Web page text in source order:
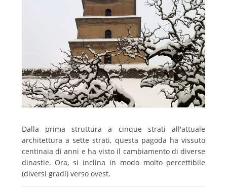
Dalla prima struttura a cinque strati all'attuale
architettura a sette strati, questa pagoda ha vissuto
centinaia di anni e ha visto il cambiamento di diverse
dinastie. Ora, si inclina in modo molto percettibile
(diversi gradi) verso ovest.